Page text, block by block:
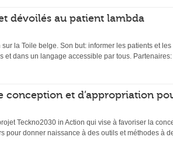
dévoilés au patient lambda
la Toile belge. Son but: informer les patients et
dans un langage accessible par tous.
et d’appropriation
Teckno2030 in Action qui vise à favoriser la
pour donner naissance à des outils et méthodes à